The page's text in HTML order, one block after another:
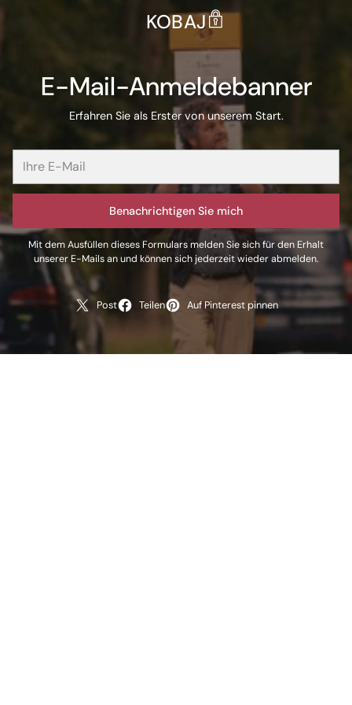
KOBAJ
E-Mail-Anmeldebanner
Erfahren Sie als Erster von unserem Start.
Benachrichtigen Sie mich
Mit dem Ausfüllen dieses Formulars melden Sie sich für den Erhalt
unserer E-Mails an und können sich jederzeit wieder abmelden.
Post Teilen Auf Pinterest pinnen